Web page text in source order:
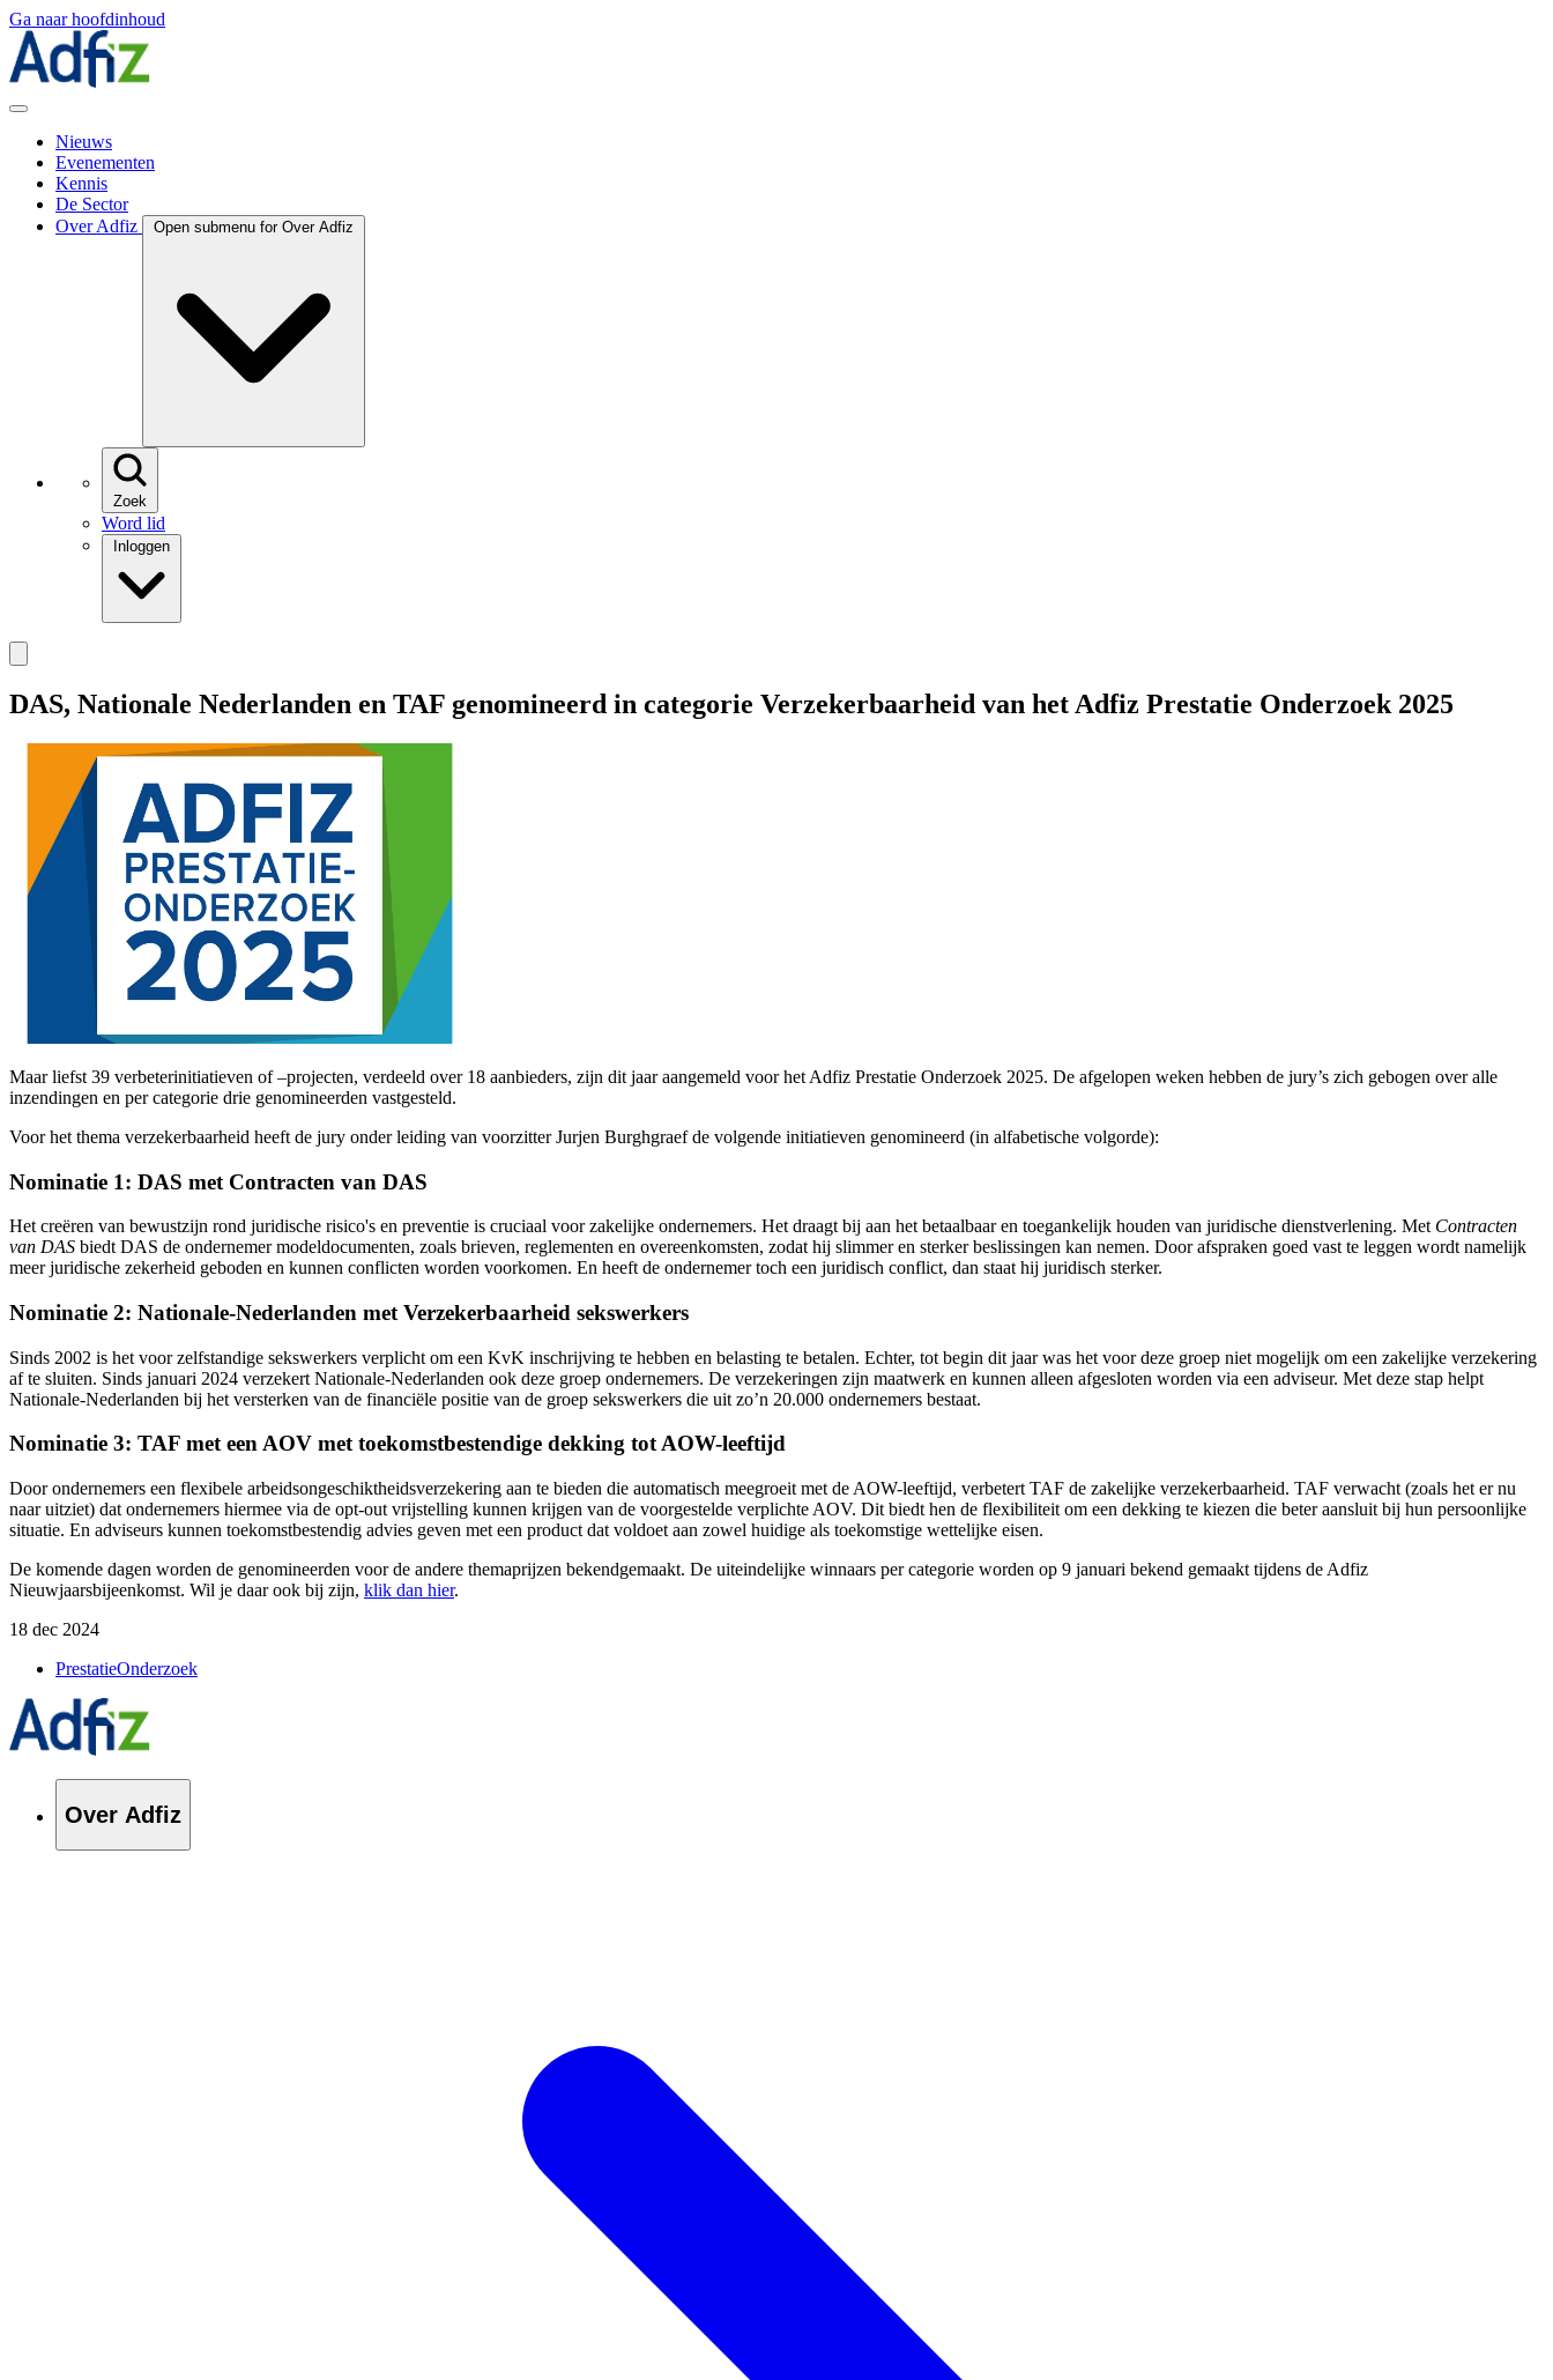
Ga naar hoofdinhoud
Nieuws
Evenementen
Kennis
De Sector
Over Adfiz
Open submenu for Over Adfiz
Zoek
Word lid
Inloggen
DAS, Nationale Nederlanden en TAF genomineerd in categorie Verzekerbaarheid van het Adfiz Prestatie Onderzoek 2025
Maar liefst 39 verbeterinitiatieven of –projecten, verdeeld over 18 aanbieders, zijn dit jaar aangemeld voor het Adfiz Prestatie Onderzoek 2025. De afgelopen weken hebben de jury’s zich gebogen over alle
inzendingen en per categorie drie genomineerden vastgesteld.
Voor het thema verzekerbaarheid heeft de jury onder leiding van voorzitter Jurjen Burghgraef de volgende initiatieven genomineerd (in alfabetische volgorde):
Nominatie 1: DAS met Contracten van DAS
Het creëren van bewustzijn rond juridische risico's en preventie is cruciaal voor zakelijke ondernemers. Het draagt bij aan het betaalbaar en toegankelijk houden van juridische dienstverlening. Met Contracten
van DAS biedt DAS de ondernemer modeldocumenten, zoals brieven, reglementen en overeenkomsten, zodat hij slimmer en sterker beslissingen kan nemen. Door afspraken goed vast te leggen wordt namelijk
meer juridische zekerheid geboden en kunnen conflicten worden voorkomen. En heeft de ondernemer toch een juridisch conflict, dan staat hij juridisch sterker.
Nominatie 2: Nationale-Nederlanden met Verzekerbaarheid sekswerkers
Sinds 2002 is het voor zelfstandige sekswerkers verplicht om een KvK inschrijving te hebben en belasting te betalen. Echter, tot begin dit jaar was het voor deze groep niet mogelijk om een zakelijke verzekering
af te sluiten. Sinds januari 2024 verzekert Nationale-Nederlanden ook deze groep ondernemers. De verzekeringen zijn maatwerk en kunnen alleen afgesloten worden via een adviseur. Met deze stap helpt
Nationale-Nederlanden bij het versterken van de financiële positie van de groep sekswerkers die uit zo’n 20.000 ondernemers bestaat.
Nominatie 3: TAF met een AOV met toekomstbestendige dekking tot AOW-leeftijd
Door ondernemers een flexibele arbeidsongeschiktheidsverzekering aan te bieden die automatisch meegroeit met de AOW-leeftijd, verbetert TAF de zakelijke verzekerbaarheid. TAF verwacht (zoals het er nu
naar uitziet) dat ondernemers hiermee via de opt-out vrijstelling kunnen krijgen van de voorgestelde verplichte AOV. Dit biedt hen de flexibiliteit om een dekking te kiezen die beter aansluit bij hun persoonlijke
situatie. En adviseurs kunnen toekomstbestendig advies geven met een product dat voldoet aan zowel huidige als toekomstige wettelijke eisen.
De komende dagen worden de genomineerden voor de andere themaprijzen bekendgemaakt. De uiteindelijke winnaars per categorie worden op 9 januari bekend gemaakt tijdens de Adfiz
Nieuwjaarsbijeenkomst. Wil je daar ook bij zijn, klik dan hier.
18 dec 2024
PrestatieOnderzoek
Over Adfiz